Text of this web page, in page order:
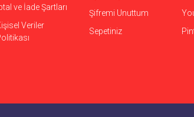
ve İade Şartları
Veriler
Şifremi Unuttum
Sepetiniz